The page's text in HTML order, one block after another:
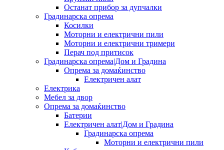
Останат прибор за дупчалки
Градинарска опрема
Косилки
Моторни и електрични пили
Моторни и електрични тримери
Перач под притисок
Градинарска опрема|Дом и Градина
Опрема за домаќинство
Електричен алат
Електрика
Мебел за двор
Опрема за домаќинство
Батерии
Електричен алат|Дом и Градина
Градинарска опрема
Моторни и електрични пили